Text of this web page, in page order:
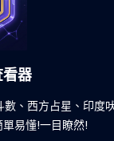
，提高中獎率